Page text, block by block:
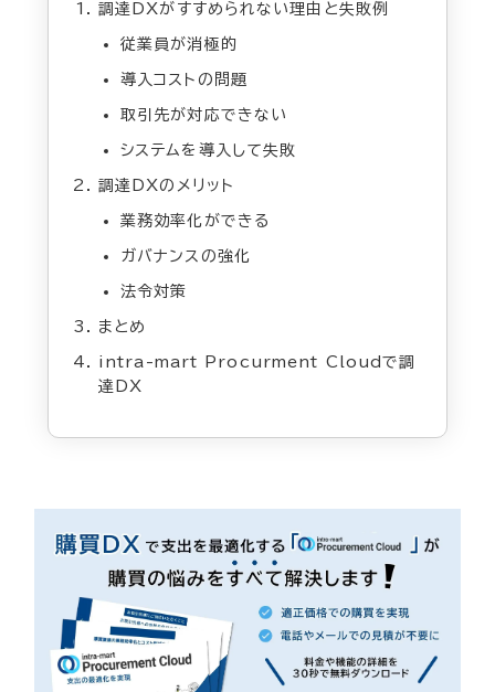
調達DXがすすめられない理由と失敗例
従業員が消極的
導入コストの問題
取引先が対応できない
システムを導入して失敗
調達DXのメリット
業務効率化ができる
ガバナンスの強化
法令対策
まとめ
intra-mart Procurment Cloudで調
達DX